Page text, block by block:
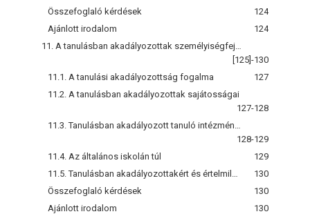
Összefoglaló kérdések
124
Ajánlott irodalom
124
[125]-130
11.1. A tanulási akadályozottság fogalma
127
11.2. A tanulásban akadályozottak sajátosságai
127-128
128-129
11.4. Az általános iskolán túl
129
130
Összefoglaló kérdések
130
Ajánlott irodalom
130